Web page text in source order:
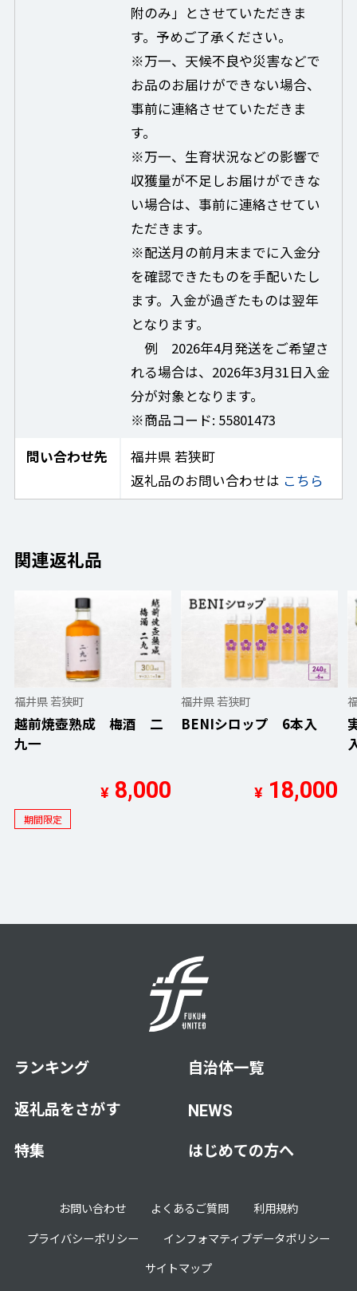
附のみ」とさせていただきま
す。予めご了承ください。
※万一、天候不良や災害などで
お品のお届けができない場合、
事前に連絡させていただきま
す。
※万一、生育状況などの影響で
収獲量が不足しお届けができな
い場合は、事前に連絡させてい
ただきます。
※配送月の前月末までに入金分
を確認できたものを手配いたし
ます。入金が過ぎたものは翌年
となります。
例 2026年4月発送をご希望さ
れる場合は、2026年3月31日入金
分が対象となります。
※商品コード: 55801473
問い合わせ先
福井県 若狭町
返礼品のお問い合わせは こちら
関連返礼品
福井県 若狭町
越前焼壺熟成 梅酒 二
九一
¥ 8,000
期間限定
福井県 若狭町
BENIシロップ 6本入
¥ 18,000
ランキング
返礼品をさがす
特集
自治体一覧
NEWS
はじめての方へ
お問い合わせ よくあるご質問
利用規約
プライバシーポリシー
インフォマティブデータポリシー
サイトマップ